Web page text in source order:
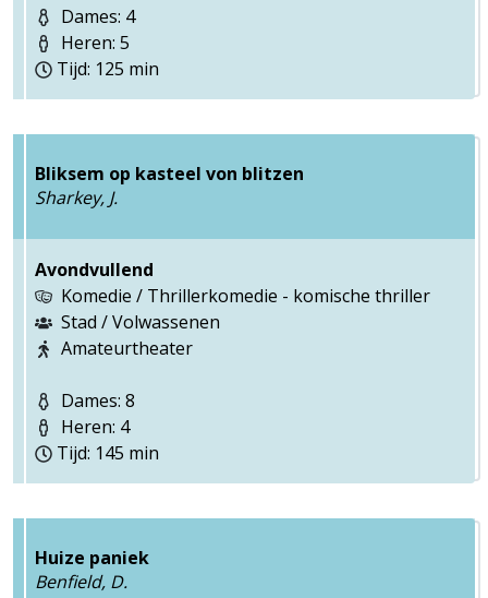
Dames: 4
Heren: 5
Tijd: 125 min
Bliksem op kasteel von blitzen
Sharkey, J.
Avondvullend
Komedie / Thrillerkomedie - komische thriller
Stad / Volwassenen
Amateurtheater
Dames: 8
Heren: 4
Tijd: 145 min
Huize paniek
Benfield, D.